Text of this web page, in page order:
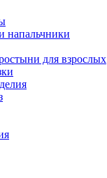
напальчники
для взрослых